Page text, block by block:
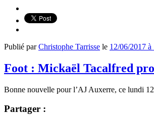
Publié parChristophe Tarrisse le 12/06/2017 à
Foot : Mickaël Tacalfred
Bonne nouvelle pour l’AJ Auxerre, ce lundi
Partager :